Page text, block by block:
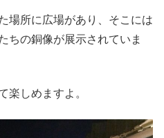
場所に広場があり、そこには
ちの銅像が展示されていま
楽しめますよ。